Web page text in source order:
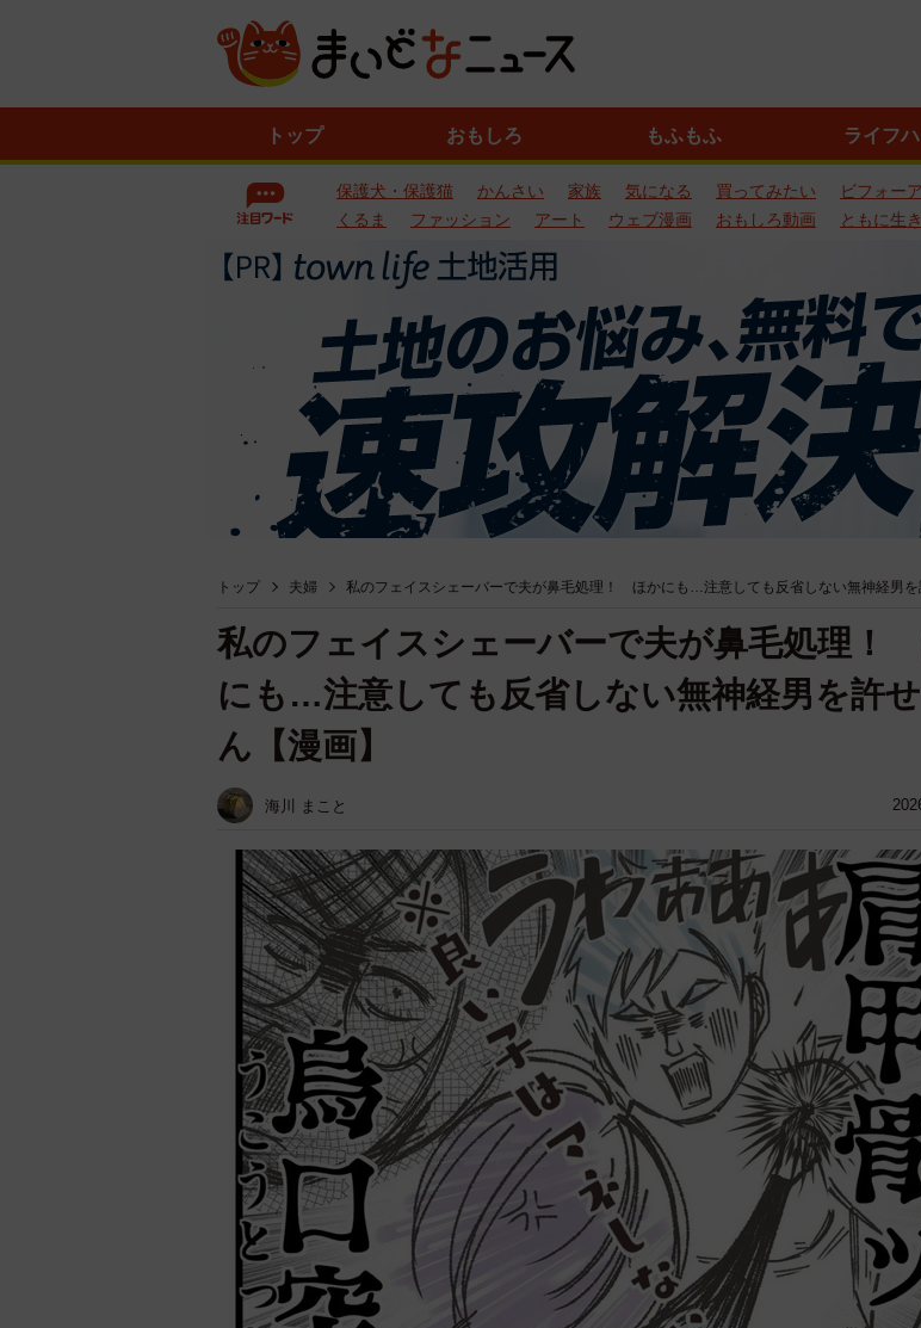
トップ おもしろ もふもふ ライフ
保護犬・保護猫 かんさい 家族 気になる 買ってみたい ビフォー
くるま
ファッション アート ウェブ漫画 おもしろ動画 ともに生
トップ 夫婦 私のフェイスシェーバーで夫が鼻毛処理！ ほかにも…注意しても反省しない無神経男を
私のフェイスシェーバーで夫が鼻毛処理！
にも…注意しても反省しない無神経男を許
ん【漫画】
海川 まこと